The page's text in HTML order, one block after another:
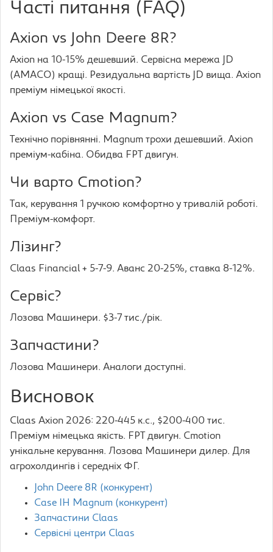
Часті питання (FAQ)
Axion vs John Deere 8R?
Axion на 10-15% дешевший. Сервісна мережа JD
(AMACO) кращі. Резидуальна вартість JD вища. Axion
преміум німецької якості.
Axion vs Case Magnum?
Технічно порівнянні. Magnum трохи дешевший. Axion
преміум-кабіна. Обидва FPT двигун.
Чи варто Cmotion?
Так, керування 1 ручкою комфортно у тривалій роботі.
Преміум-комфорт.
Лізинг?
Claas Financial + 5-7-9. Аванс 20-25%, ставка 8-12%.
Сервіс?
Лозова Машинери. $3-7 тис./рік.
Запчастини?
Лозова Машинери. Аналоги доступні.
Висновок
Claas Axion 2026: 220-445 к.с., $200-400 тис.
Преміум німецька якість. FPT двигун. Cmotion
унікальне керування. Лозова Машинери дилер. Для
агрохолдингів і середніх ФГ.
John Deere 8R (конкурент)
Case IH Magnum (конкурент)
Запчастини Claas
Сервісні центри Claas